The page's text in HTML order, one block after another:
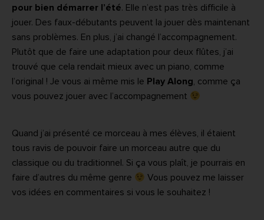
pour bien démarrer l’été. Elle n’est pas très difficile à
jouer. Des faux-débutants peuvent la jouer dès maintenant
sans problèmes. En plus, j’ai changé l’accompagnement.
Plutôt que de faire une adaptation pour deux flûtes, j’ai
trouvé que cela rendait mieux avec un piano, comme
l’original ! Je vous ai même mis le Play Along, comme ça
vous pouvez jouer avec l’accompagnement
Quand j’ai présenté ce morceau à mes élèves, il étaient
tous ravis de pouvoir faire un morceau autre que du
classique ou du traditionnel. Si ça vous plaît, je pourrais en
faire d’autres du même genre
Vous pouvez me laisser
vos idées en commentaires si vous le souhaitez !